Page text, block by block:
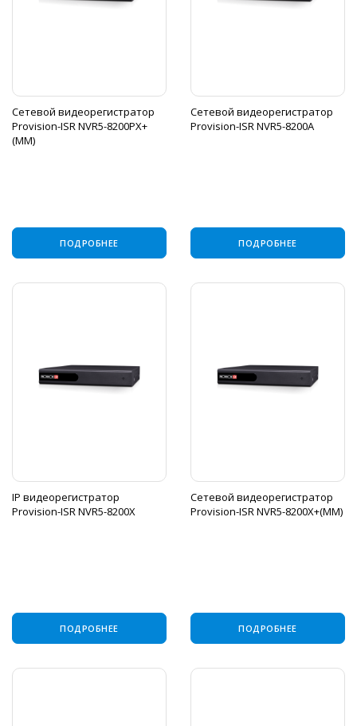
Сетевой видеорегистратор
Provision-ISR NVR5-8200PX+
(MM)
ПОДРОБНЕЕ
Сетевой видеорегистратор
Provision-ISR NVR5-8200A
ПОДРОБНЕЕ
IP видеорегистратор
Provision-ISR NVR5-8200X
ПОДРОБНЕЕ
Сетевой видеорегистратор
Provision-ISR NVR5-8200X+(MM)
ПОДРОБНЕЕ